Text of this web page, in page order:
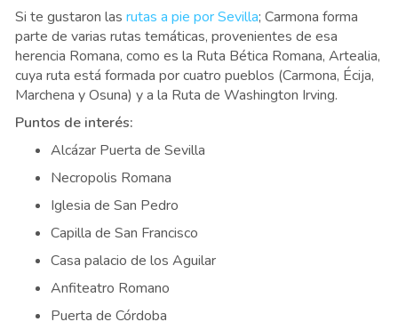
Si te gustaron las rutas a pie por Sevilla; Carmona forma
parte de varias rutas temáticas, provenientes de esa
herencia Romana, como es la Ruta Bética Romana, Artealia,
cuya ruta está formada por cuatro pueblos (Carmona, Écija,
Marchena y Osuna) y a la Ruta de Washington Irving.
Puntos de interés:
Alcázar Puerta de Sevilla
Necropolis Romana
Iglesia de San Pedro
Capilla de San Francisco
Casa palacio de los Aguilar
Anfiteatro Romano
Puerta de Córdoba